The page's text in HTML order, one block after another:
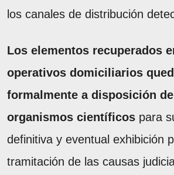
los canales de distribución
Los elementos recuperados
operativos domiciliarios
formalmente a disposición
organismos científicos para
definitiva y eventual exhibición
tramitación de las causas